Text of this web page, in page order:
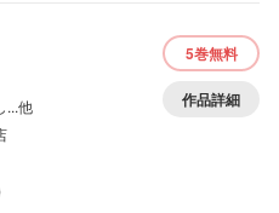
...他
5巻無料
作品詳細